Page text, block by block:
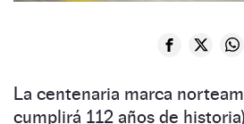
La centenaria marca
cumplirá 112 años de